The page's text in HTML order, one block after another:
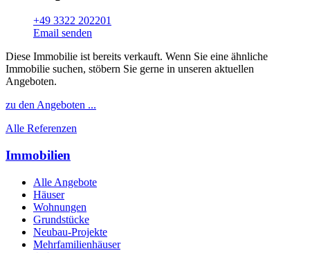
+49 3322 202201
Email senden
Diese Immobilie ist bereits verkauft. Wenn Sie eine ähnliche
Immobilie suchen, stöbern Sie gerne in unseren aktuellen
Angeboten.
zu den Angeboten ...
Alle Referenzen
Immobilien
Alle Angebote
Häuser
Wohnungen
Grundstücke
Neubau-Projekte
Mehrfamilienhäuser